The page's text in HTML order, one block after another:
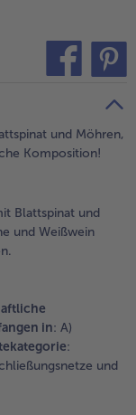
und Möhren,
Komposition!
Blattspinat und
und Weißwein
in: A)
:
und